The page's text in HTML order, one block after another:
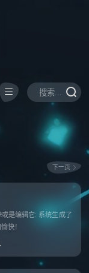
下一页
是编辑它: 系统生成了
快！